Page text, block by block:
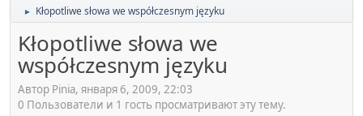
► Kłopotliwe słowa we współczesnym języku
Kłopotliwe słowa we
współczesnym języku
Автор Pinia, января 6, 2009, 22:03
0 Пользователи и 1 гость просматривают эту тему.